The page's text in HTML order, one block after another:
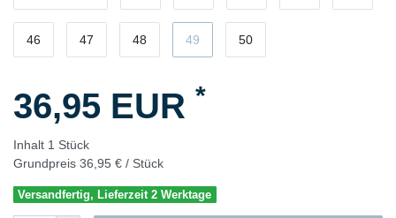
46 47 48 49 50
36,95 EUR *
Inhalt 1 Stück
Grundpreis 36,95 € / Stück
Versandfertig, Lieferzeit 2 Werktage